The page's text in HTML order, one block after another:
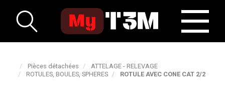
Pièces détachées
ATTELAGE - RELEVAGE
ROTULES, BOULES, SPHERES
ROTULE AVEC CONE CAT 2/2